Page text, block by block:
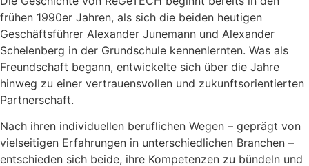
frühen 1990er Jahren, als sich die beiden heutigen
Geschäftsführer Alexander Junemann und Alexander
Schelenberg in der Grundschule kennenlernten. Was als
Freundschaft begann, entwickelte sich über die Jahre
hinweg zu einer vertrauensvollen und zukunftsorientierten
Partnerschaft.
Nach ihren individuellen beruflichen Wegen – geprägt von
vielseitigen Erfahrungen in unterschiedlichen Branchen –
entschieden sich beide, ihre Kompetenzen zu bündeln und